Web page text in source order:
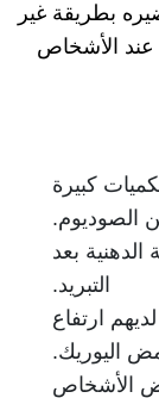
بطريقة غير
الأشخاص
كبيرة
الصوديوم.
الدهنية بعد
التبريد.
ارتفاع
اليوريك.
الأشخاص